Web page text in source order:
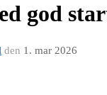
god
den 1. mar 2026